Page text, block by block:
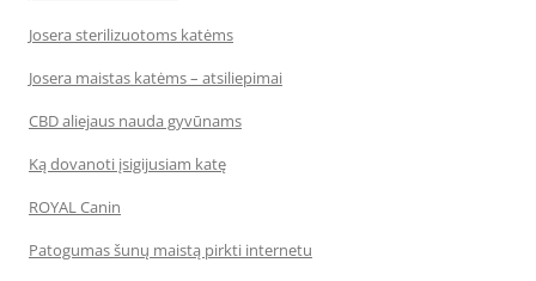
Josera sterilizuotoms katėms
Josera maistas katėms – atsiliepimai
CBD aliejaus nauda gyvūnams
Ką dovanoti įsigijusiam katę
ROYAL Canin
Patogumas šunų maistą pirkti internetu